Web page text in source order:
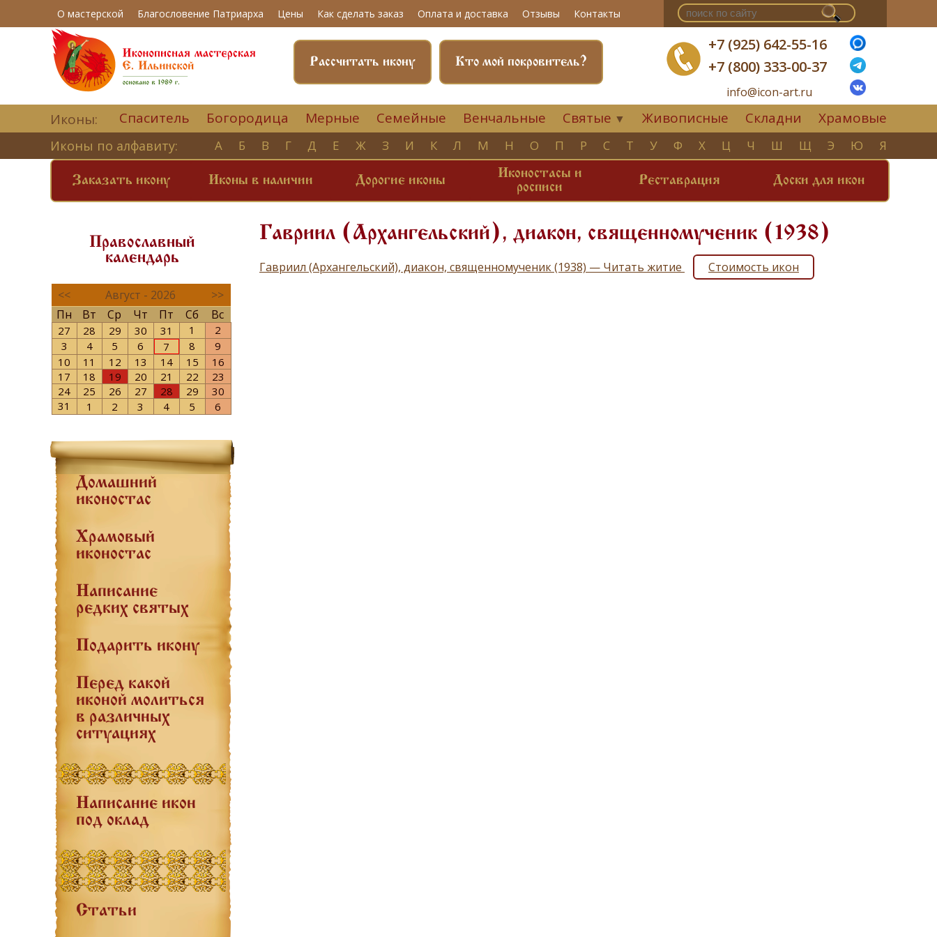
О мастерской Благословение Патриарха Цены Как сделать заказ Оплата и доставка Отзывы Контакты
+7 (925) 642-55-16
+7 (800) 333-00-37
info@icon-art.ru
Кто мой покровитель?
Рассчитать икону
Иконы: Спаситель Богородица Мерные Семейные Венчальные Святые ▼ Живописные Складни Храмовые
Иконы по алфавиту: А Б В Г Д Е Ж З И К Л М Н О П Р С Т У Ф Х Ц Ч Ш Щ Э Ю Я
Заказать икону Иконы в наличии Дорогие иконы
Иконостасы и
росписи
Реставрация Доски для икон
Православный
календарь
<< Август - 2026
>>
Пн
Вт Ср Чт Пт Сб Вс
27 28 29 30 31 1
2
3
4 5 6 7 8
9
10
11 12 13 14 15
16
17
18 19 20 21 22
23
24
25 26 27 28 29
30
31
1 2 3 4 5 6
Домашний
иконостас
Храмовый
иконостас
Написание
редких святых
Подарить икону
Перед какой
иконой молиться
в различных
ситуациях
Написание икон
под оклад
Статьи
Гавриил (Архангельский), диакон, священномученик (1938)
Гавриил (Архангельский), диакон, священномученик (1938) — Читать житие Стоимость икон